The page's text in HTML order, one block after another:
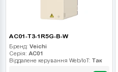
AC01-T3-1R5G-B-W
Бренд: Veichi
Серія: AC01
Віддалене керування Web/IoT: Так